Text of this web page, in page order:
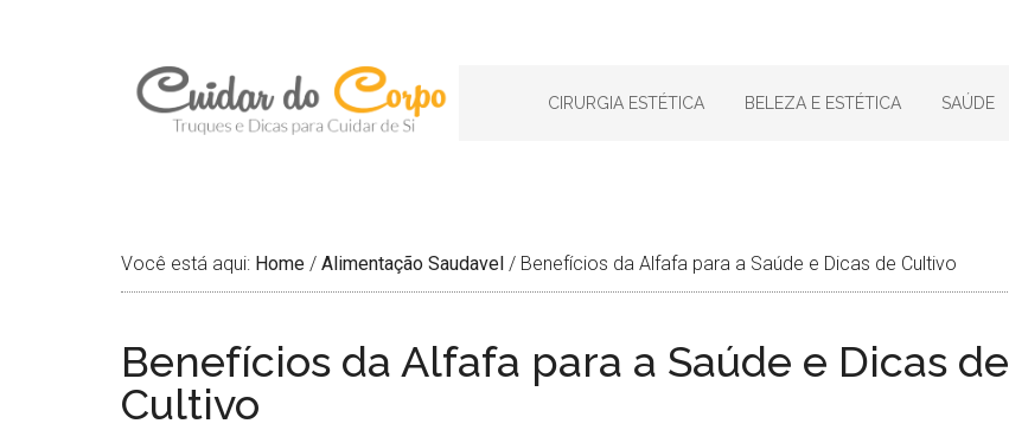
CIRURGIA ESTÉTICA BELEZA E ESTÉTICA SAÚDE
Você está aqui: Home / Alimentação Saudavel / Benefícios da Alfafa para a Saúde e Dicas de Cultivo
Benefícios da Alfafa para a Saúde e Dicas de
Cultivo